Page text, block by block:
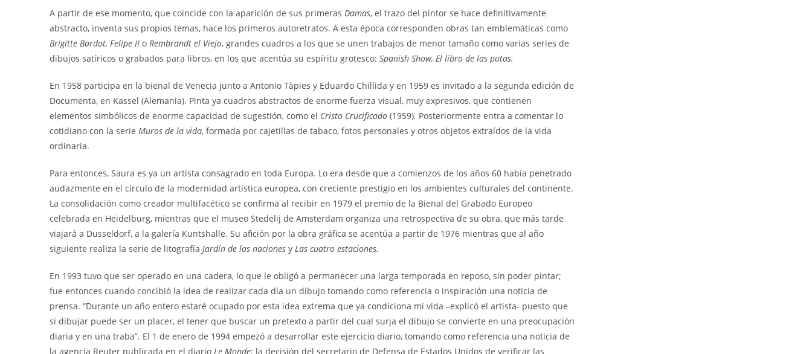
A partir de ese momento, que coincide con la aparición de sus primeras Damas, el trazo del pintor se hace definitivamente
abstracto, inventa sus propios temas, hace los primeros autoretratos. A esta época corresponden obras tan emblemáticas como
Brigitte Bardot, Felipe II o Rembrandt el Viejo, grandes cuadros a los que se unen trabajos de menor tamaño como varias series de
dibujos satíricos o grabados para libros, en los que acentúa su espíritu grotesco: Spanish Show, El libro de las putas.
En 1958 participa en la bienal de Venecia junto a Antonio Tàpies y Eduardo Chillida y en 1959 es invitado a la segunda edición de
Documenta, en Kassel (Alemania). Pinta ya cuadros abstractos de enorme fuerza visual, muy expresivos, que contienen
elementos simbólicos de enorme capacidad de sugestión, como el Cristo Crucificado (1959). Posteriormente entra a comentar lo
cotidiano con la serie Muros de la vida, formada por cajetillas de tabaco, fotos personales y otros objetos extraídos de la vida
ordinaria.
Para entonces, Saura es ya un artista consagrado en toda Europa. Lo era desde que a comienzos de los años 60 había penetrado
audazmente en el círculo de la modernidad artística europea, con creciente prestigio en los ambientes culturales del continente.
La consolidación como creador multifacético se confirma al recibir en 1979 el premio de la Bienal del Grabado Europeo
celebrada en Heidelburg, mientras que el museo Stedelij de Amsterdam organiza una retrospectiva de su obra, que más tarde
viajará a Dusseldorf, a la galería Kuntshalle. Su afición por la obra gráfica se acentúa a partir de 1976 mientras que al año
siguiente realiza la serie de litografía Jardín de las naciones y Las cuatro estaciones.
En 1993 tuvo que ser operado en una cadera, lo que le obligó a permanecer una larga temporada en reposo, sin poder pintar;
fue entonces cuando concibió la idea de realizar cada día un dibujo tomando como referencia o inspiración una noticia de
prensa. “Durante un año entero estaré ocupado por esta idea extrema que ya condiciona mi vida –explicó el artista- puesto que
si dibujar puede ser un placer, el tener que buscar un pretexto a partir del cual surja el dibujo se convierte en una preocupación
diaria y en una traba”. El 1 de enero de 1994 empezó a desarrollar este ejercicio diario, tomando como referencia una noticia de
la agencia Reuter publicada en el diario Le Monde: la decisión del secretario de Defensa de Estados Unidos de verificar las